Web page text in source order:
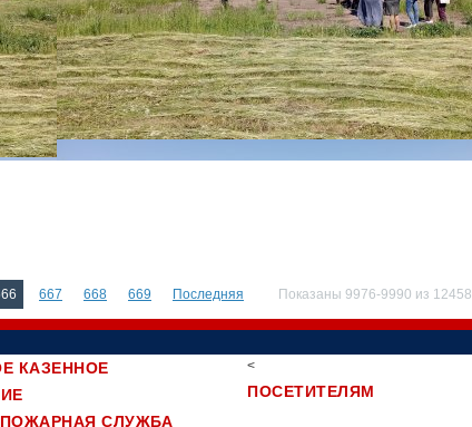
667 668 669 Последняя Показаны 9976-9990 из 12458
КАЗЕННОЕ
СЛУЖБА
<
ПОСЕТИТЕЛЯМ